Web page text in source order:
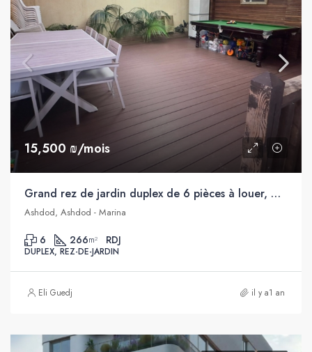
15,500 ₪/mois
Grand rez de jardin duplex de 6 pièces à louer, Marina, Ashdod
Ashdod, Ashdod - Marina
6 266m² RDJ
DUPLEX, REZ-DE-JARDIN
Eli Guedj il y a1 an